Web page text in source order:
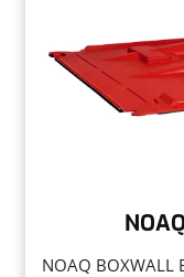
NOAQ